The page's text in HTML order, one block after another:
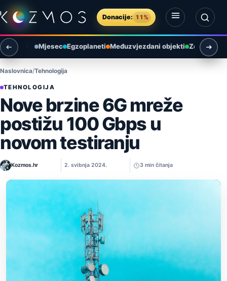
Preskoči na sadržaj
Donacije: 11%
Otvori izbornik
Otvori pretragu
Mjesec Egzoplaneti Međuzvjezdani objekti Zemlja i
Naslovnica Tehnologija
TEHNOLOGIJA
Nove brzine 6G mreže
postižu 100 Gbps u
novom testiranju
Kozmos.hr 2. svibnja 2024. 3 min čitanja